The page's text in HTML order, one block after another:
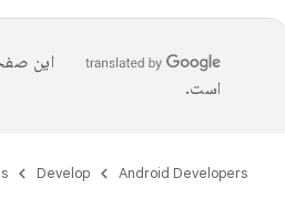
این
است.
Android Developers
Develop